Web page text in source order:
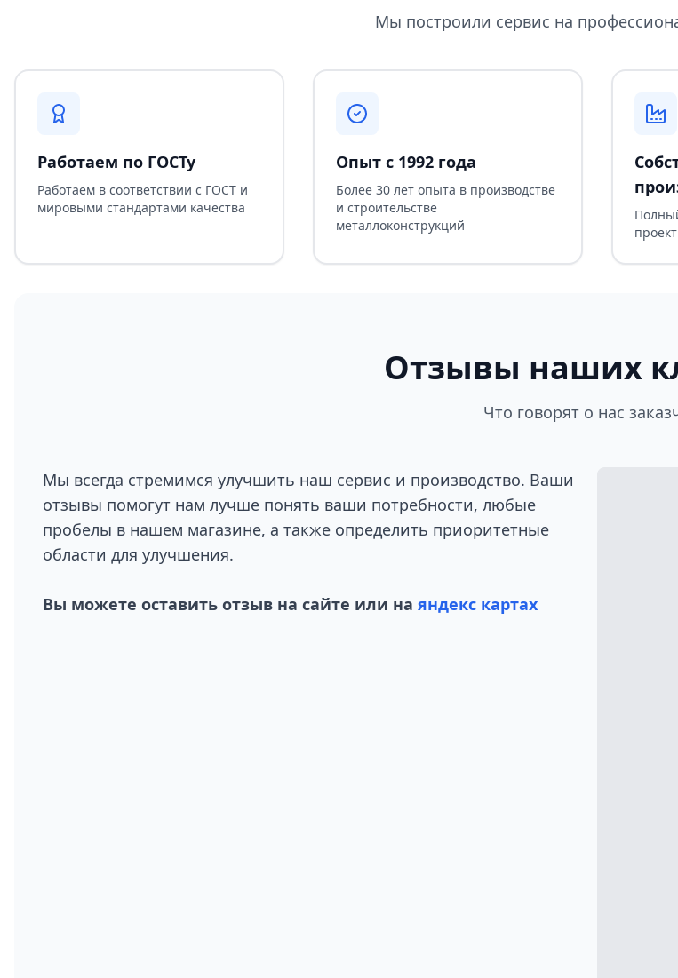
Мы построили сервис на
Работаем по ГОСТу
Работаем в соответствии с ГОСТ и
мировыми стандартами качества
Опыт с 1992 года
Более 30 лет опыта в производстве
и строительстве
металлоконструкций
Отзывы наших
Что говорят о нас
Мы всегда стремимся улучшить наш сервис и производство. Ваши
отзывы помогут нам лучше понять ваши потребности, любые
пробелы в нашем магазине, а также определить приоритетные
области для улучшения.
Вы можете оставить отзыв на сайте или на яндекс картах